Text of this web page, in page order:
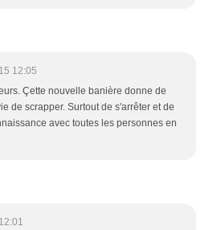
12:05
Çette nouvelle banière donne de
de scrapper. Surtout de s'arrêter et de
avec toutes les personnes en